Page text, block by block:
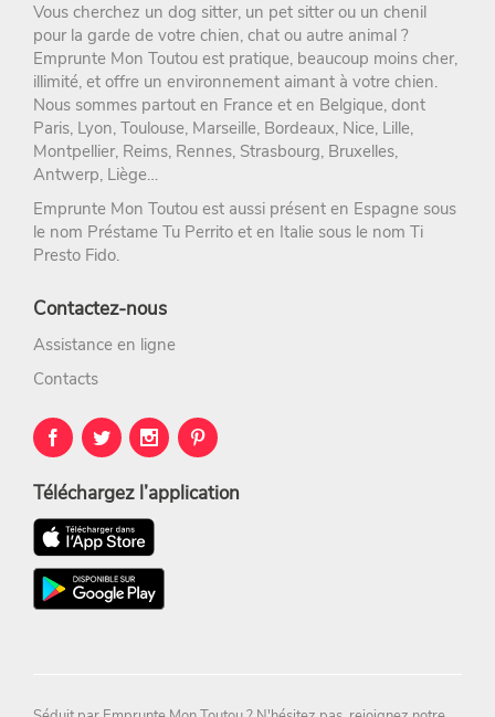
Vous cherchez un dog sitter, un pet sitter ou un chenil
pour la garde de votre chien, chat ou autre animal ?
Emprunte Mon Toutou est pratique, beaucoup moins cher,
illimité, et offre un environnement aimant à votre chien.
Nous sommes partout en France et en Belgique, dont
Paris, Lyon, Toulouse, Marseille, Bordeaux, Nice, Lille,
Montpellier, Reims, Rennes, Strasbourg, Bruxelles,
Antwerp, Liège…
Emprunte Mon Toutou est aussi présent en Espagne sous
le nom Préstame Tu Perrito et en Italie sous le nom Ti
Presto Fido.
Contactez-nous
Assistance en ligne
Contacts
Téléchargez l’application